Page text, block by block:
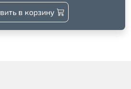
в корзину